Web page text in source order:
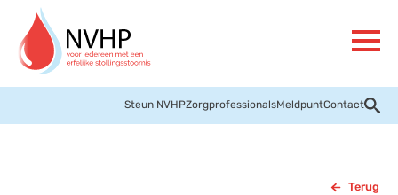
Steun NVHPZorgprofessionalsMeldpuntContact
Terug